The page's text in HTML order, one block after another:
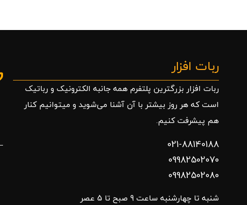
ربات افزار
ربات افزار بزرگترین پلتفرم همه جانبه الکترونیک و رباتیک
است که هر روز بیشتر با آن آشنا می‌شوید و میتوانیم کنار
هم پیشرفت کنیم.
021-88140188
09982502070
09982502080
شنبه تا چهارشنبه ساعت 9 صبح تا 5 عصر